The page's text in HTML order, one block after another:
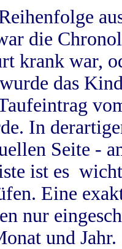
die
krank war,
das
In
Seite -
ist es
Eine
nur
und Jahr.